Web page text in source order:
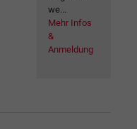
we...
Mehr Infos
&
Anmeldung